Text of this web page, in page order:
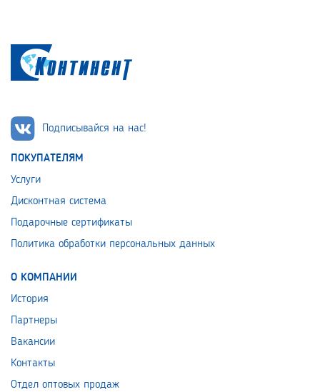
Подписывайся на нас!
ПОКУПАТЕЛЯМ
Услуги
Дисконтная система
Подарочные сертификаты
Политика обработки персональных данных
О КОМПАНИИ
История
Партнеры
Вакансии
Контакты
Отдел оптовых продаж